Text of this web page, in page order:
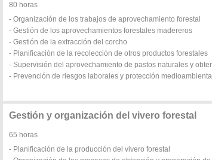
80 horas
- Organización de los trabajos de aprovechamiento forestal
- Gestión de los aprovechamientos forestales madereros
- Gestión de la extracción del corcho
- Planificación de la recolección de otros productos forestales
- Supervisión del aprovechamiento de pastos naturales y
- Prevención de riesgos laborales y protección medioambiental
Gestión y organización del vivero forestal
65 horas
- Planificación de la producción del vivero forestal